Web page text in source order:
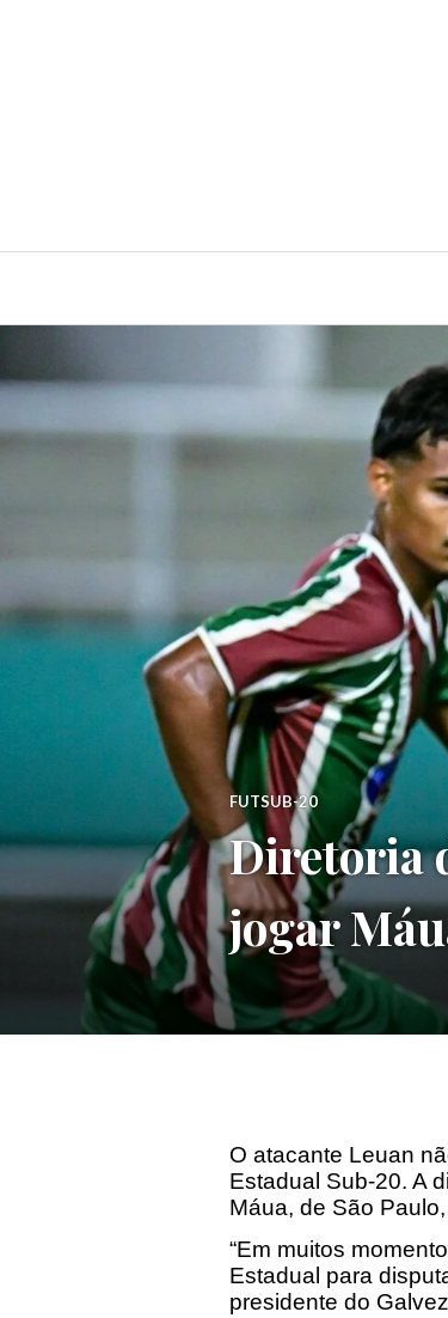
FUTSUB-20
Diretoria
jogar
O atacante Leuan
Estadual Sub-20. A
Máua, de São
“Em muitos
Estadual para
presidente do